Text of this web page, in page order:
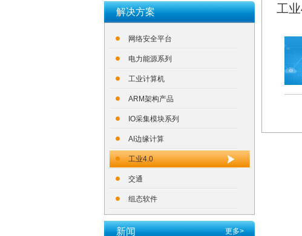
解决方案
网络安全平台
电力能源系列
工业计算机
ARM架构产品
IO采集模块系列
AI边缘计算
工业4.0
交通
组态软件
更多>
新闻
工